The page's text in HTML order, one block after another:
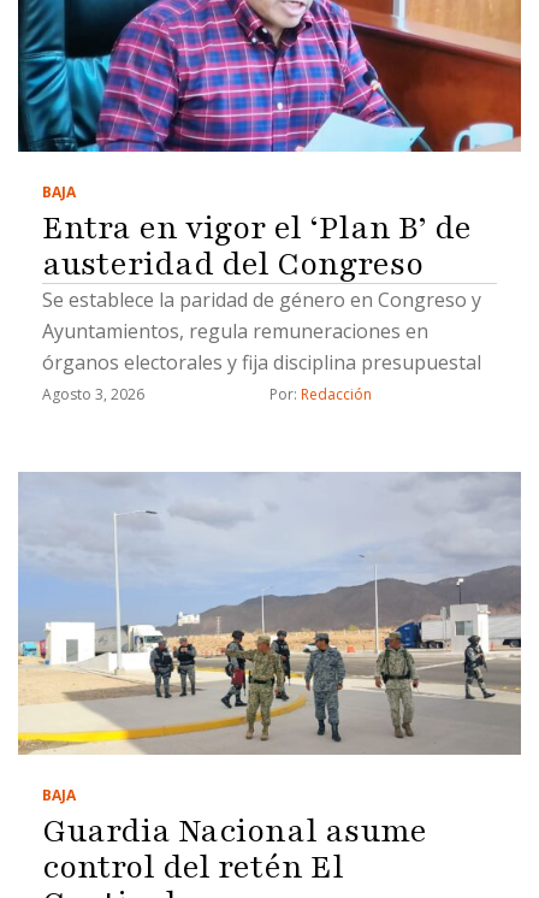
BAJA
Entra en vigor el ‘Plan B’ de
austeridad del Congreso
Se establece la paridad de género en Congreso y
Ayuntamientos, regula remuneraciones en
órganos electorales y fija disciplina presupuestal
Agosto 3, 2026 Por: Redacción
BAJA
Guardia Nacional asume
control del retén El